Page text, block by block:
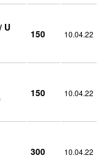
U
150 10.04.22
150 10.04.22
300 10.04.22